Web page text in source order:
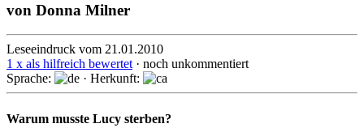
von Donna Milner
Leseeindruck vom 21.01.2010
1 x als hilfreich bewertet · noch unkommentiert
Sprache:
· Herkunft:
Warum musste Lucy sterben?